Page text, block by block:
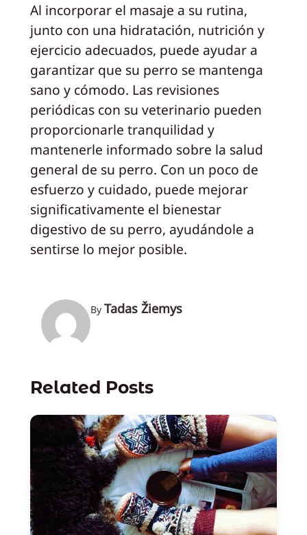
Al incorporar el masaje a su rutina,
junto con una hidratación, nutrición y
ejercicio adecuados, puede ayudar a
garantizar que su perro se mantenga
sano y cómodo. Las revisiones
periódicas con su veterinario pueden
proporcionarle tranquilidad y
mantenerle informado sobre la salud
general de su perro. Con un poco de
esfuerzo y cuidado, puede mejorar
significativamente el bienestar
digestivo de su perro, ayudándole a
sentirse lo mejor posible.
By Tadas Žiemys
Related Posts